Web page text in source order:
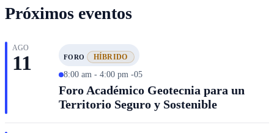
Próximos eventos
AGO
11 FORO HÍBRIDO
8:00 am - 4:00 pm -05
Foro Académico Geotecnia para un
Territorio Seguro y Sostenible